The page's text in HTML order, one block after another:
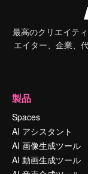
最高のクリエイテ
エイター、企業、
製品
Spaces
AI アシスタント
AI 画像生成ツール
AI 動画生成ツール